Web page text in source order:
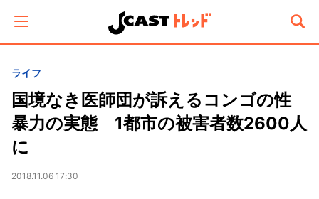
ライフ
国境なき医師団が訴えるコンゴの性
暴力の実態 1都市の被害者数2600人
に
2018.11.06 17:30